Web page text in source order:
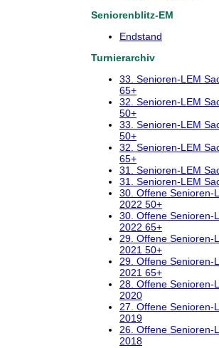
Seniorenblitz-EM
Endstand
Turnierarchiv
33. Senioren-LEM
65+
32. Senioren-LEM
50+
33. Senioren-LEM
50+
32. Senioren-LEM
65+
31. Senioren-LEM
31. Senioren-LEM
30. Offene Senioren-
2022 50+
30. Offene Senioren-
2022 65+
29. Offene Senioren-
2021 50+
29. Offene Senioren-
2021 65+
28. Offene Senioren-
2020
27. Offene Senioren-
2019
26. Offene Senioren-
2018